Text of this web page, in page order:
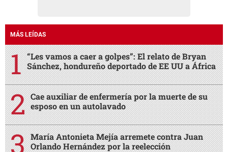
MÁS LEÍDAS
“Les vamos a caer a golpes”: El relato de Bryan
Sánchez, hondureño deportado de EE UU a África
Cae auxiliar de enfermería por la muerte de su
esposo en un autolavado
María Antonieta Mejía arremete contra Juan
Orlando Hernández por la reelección